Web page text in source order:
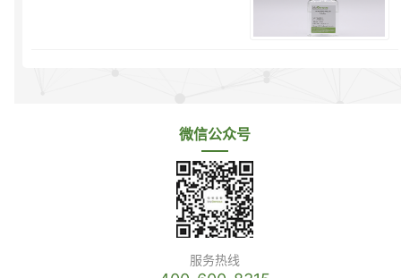
微信公众号
服务热线